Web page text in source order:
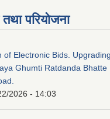
परियोजना
of Electronic Bids.
Ghumti Ratdanda Bhatte
2026 - 14:03